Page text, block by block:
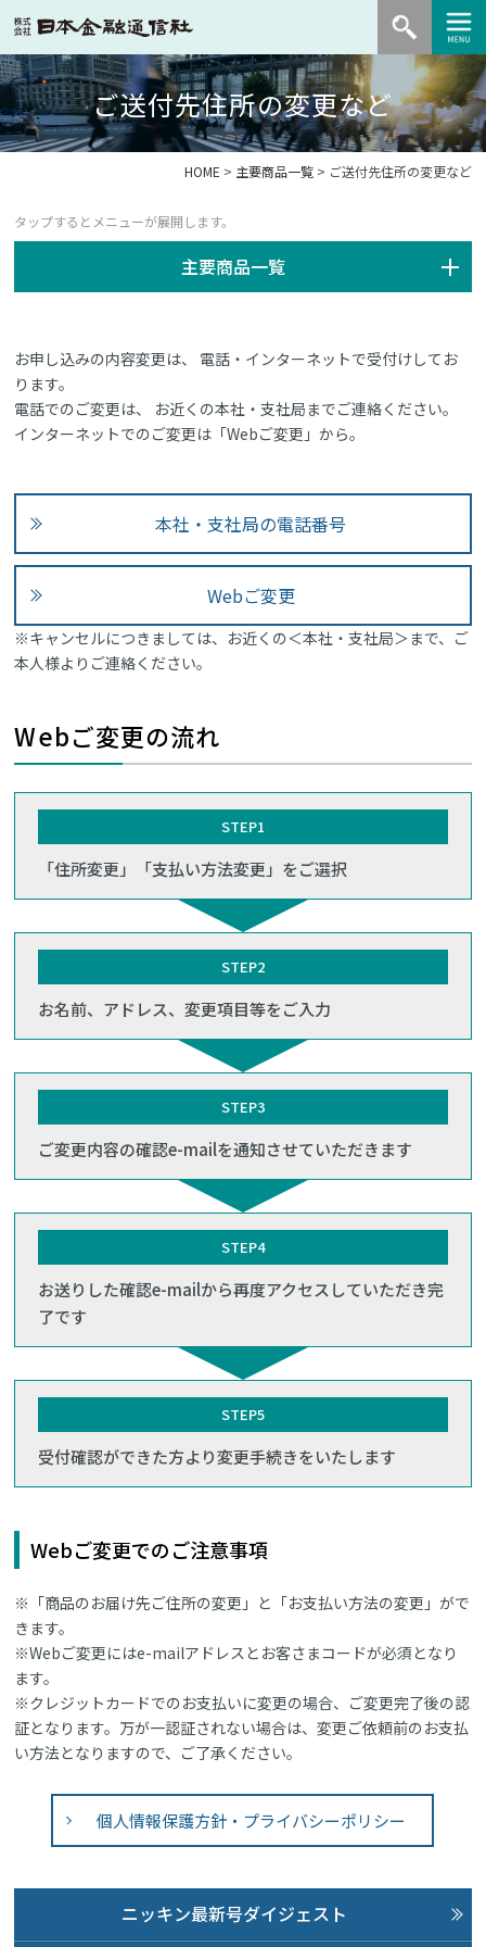
ご送付先住所の変更など
HOME > 主要商品一覧> ご送付先住所の変更など
主要商品一覧
お申し込みの内容変更は、 電話・インターネットで受付けしてお
ります。
電話でのご変更は、 お近くの本社・支社局までご連絡ください。
インターネットでのご変更は「Webご変更」から。
本社・支社局の電話番号
Webご変更
※キャンセルにつきましては、お近くの＜本社・支社局＞まで、ご
本人様よりご連絡ください。
Webご変更の流れ
STEP1
「住所変更」「支払い方法変更」をご選択
STEP2
お名前、アドレス、変更項目等をご入力
STEP3
ご変更内容の確認e-mailを通知させていただきます
STEP4
お送りした確認e-mailから再度アクセスしていただき完
了です
STEP5
受付確認ができた方より変更手続きをいたします
Webご変更でのご注意事項
※「商品のお届け先ご住所の変更」と「お支払い方法の変更」がで
きます。
※Webご変更にはe-mailアドレスとお客さまコードが必須となり
ます。
※クレジットカードでのお支払いに変更の場合、ご変更完了後の認
証となります。万が一認証されない場合は、変更ご依頼前のお支払
い方法となりますので、ご了承ください。
個人情報保護方針・プライバシーポリシー
ニッキン最新号ダイジェスト